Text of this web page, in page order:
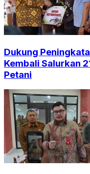
Dukung
Kembali Salurkan
Petani